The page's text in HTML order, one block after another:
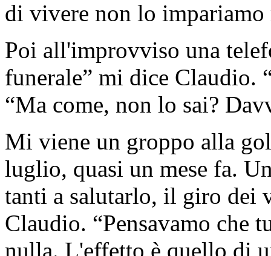
di vivere non lo impariamo
Poi all'improvviso una
funerale” mi dice Claudio.
“Ma come, non lo sai?
Mi viene un groppo alla
luglio, quasi un mese fa.
tanti a salutarlo, il giro dei
Claudio. “Pensavamo che
nulla. L'effetto è quello di